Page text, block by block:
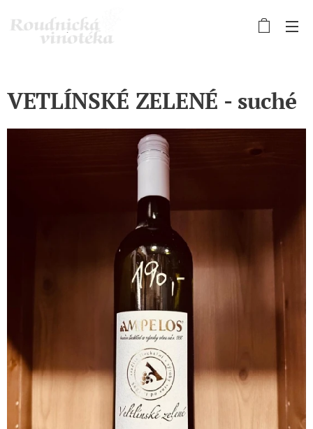
VETLÍNSKÉ ZELENÉ - suché